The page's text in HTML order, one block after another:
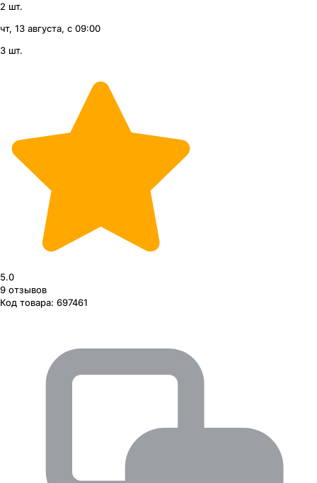
2 шт.
чт, 13 августа, с 09:00
3 шт.
5.0
9 отзывов
Код товара: 697461